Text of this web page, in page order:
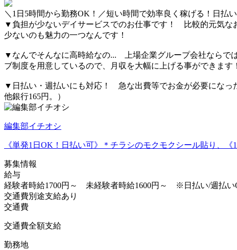
＼1日5時間から勤務OK！／短い時間で効率良く稼げる！日払い
▼負担が少ないデイサービスでのお仕事です！ 比較的元気な
少ないのも魅力の一つなんです！
▼なんでそんなに高時給なの... 上場企業グループ会社ならで
ブ制度を用意しているので、月収を大幅に上げる事ができます！
▼日払い・週払いにも対応！ 急な出費等でお金が必要になっ
他銀行165円。）
編集部イチオシ
《単発1日OK！日払い可》＊チラシのモクモクシール貼り、
募集情報
給与
経験者時給1700円～ 未経験者時給1600円～ ※日払い/週払い
交通費別途支給あり
交通費
交通費全額支給
勤務地